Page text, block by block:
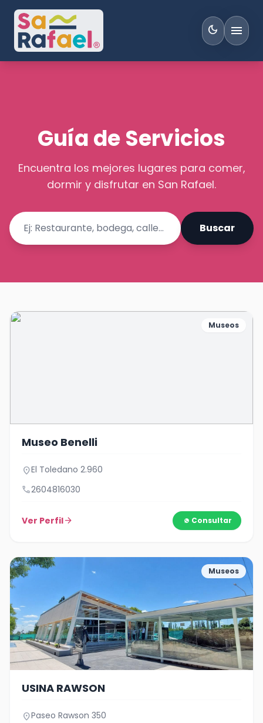
dark_mode menu
Guía de Servicios
Encuentra los mejores lugares para comer,
dormir y disfrutar en San Rafael.
Buscar
Museos
Museo Benelli
location_onEl Toledano 2.960
call2604816030
Ver Perfilarrow_forward Consultar
Museos
USINA RAWSON
location_onPaseo Rawson 350